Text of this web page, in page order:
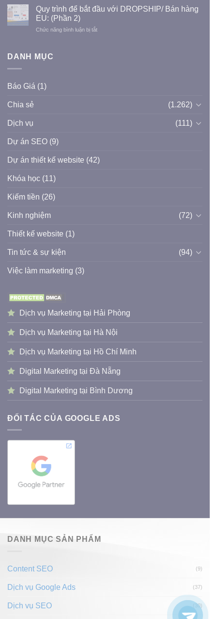
dân
công
view
queen
sẻ
WordPress
Quy trình để bắt đầu với DROPSHIP/ Bán hàng
EU: (Phần 2)
Chức năng bình luận bị tắtở
DANH MỤC
Báo Giá (1)
Chia sẻ (1.262)
Dịch vụ (111)
Dự án SEO (9)
Dự án thiết kế website (42)
Khóa học (11)
Kiếm tiền (26)
Kinh nghiệm (72)
Thiết kế website (1)
Tin tức & sự kiện (94)
Việc làm marketing (3)
Dịch vụ Marketing tại Hải Phòng
Dịch vụ Marketing tại Hà Nội
Dịch vụ Marketing tại Hồ Chí Minh
Digital Marketing tại Đà Nẵng
Digital Marketing tại Bình Dương
ĐỐI TÁC CỦA GOOGLE ADS
DANH MỤC SẢN PHẨM
Content SEO (9)
Dịch vụ Google Ads (37)
Dịch vụ SEO (30)